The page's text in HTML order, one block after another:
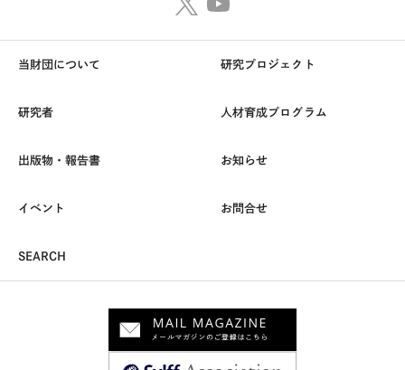
当財団について 研究プロジェクト
研究者 人材育成プログラム
出版物・報告書 お知らせ
イベント お問合せ
SEARCH